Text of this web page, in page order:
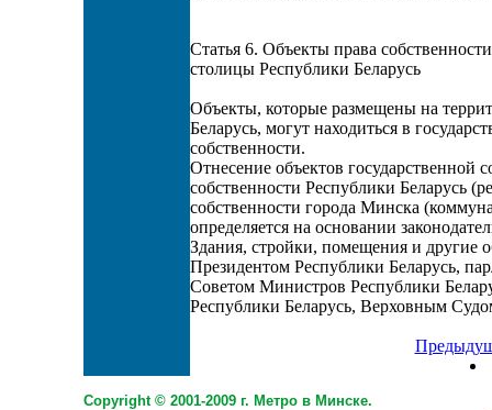
Статья 6. Объекты права
столицы Республики Беларусь
Объекты, которые размещены на
Беларусь, могут находиться в
собственности.
Отнесение объектов государственной
собственности Республики Беларусь
собственности города Минска
определяется на основании
Здания, стройки, помещения и другие
Президентом Республики Беларусь,
Советом Министров Республики
Республики Беларусь, Верховным
Copyright © 2001-2009 г. Метро в Минске.